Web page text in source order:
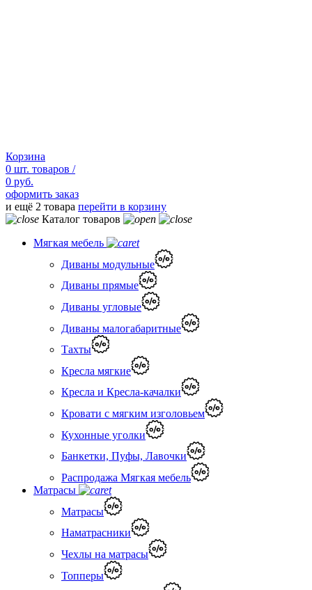
Корзина
0 шт. товаров /
0 руб.
оформить заказ
и ещё 2 товара перейти в корзину
Каталог товаров
Мягкая мебель
Диваны модульные
Диваны прямые
Диваны угловые
Диваны малогабаритные
Тахты
Кресла мягкие
Кресла и Кресла-качалки
Кровати с мягким изголовьем
Кухонные уголки
Банкетки, Пуфы, Лавочки
Распродажа Мягкая мебель
Матрасы
Матрасы
Наматрасники
Чехлы на матрасы
Топперы